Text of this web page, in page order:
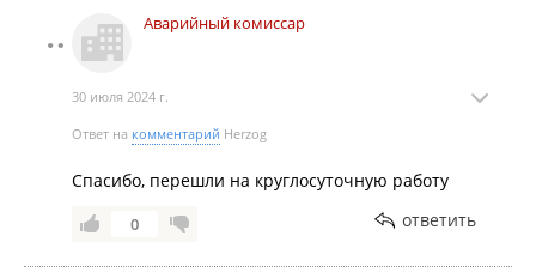
Аварийный комиссар
30 июля 2024 г.
Ответ на комментарий Herzog
Спасибо, перешли на круглосуточную работу
0 ответить